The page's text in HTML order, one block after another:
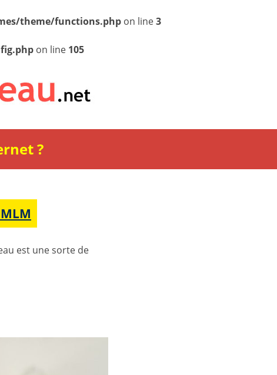
theme/functions.php on line3
on line 105
?
MLM
est une sorte de